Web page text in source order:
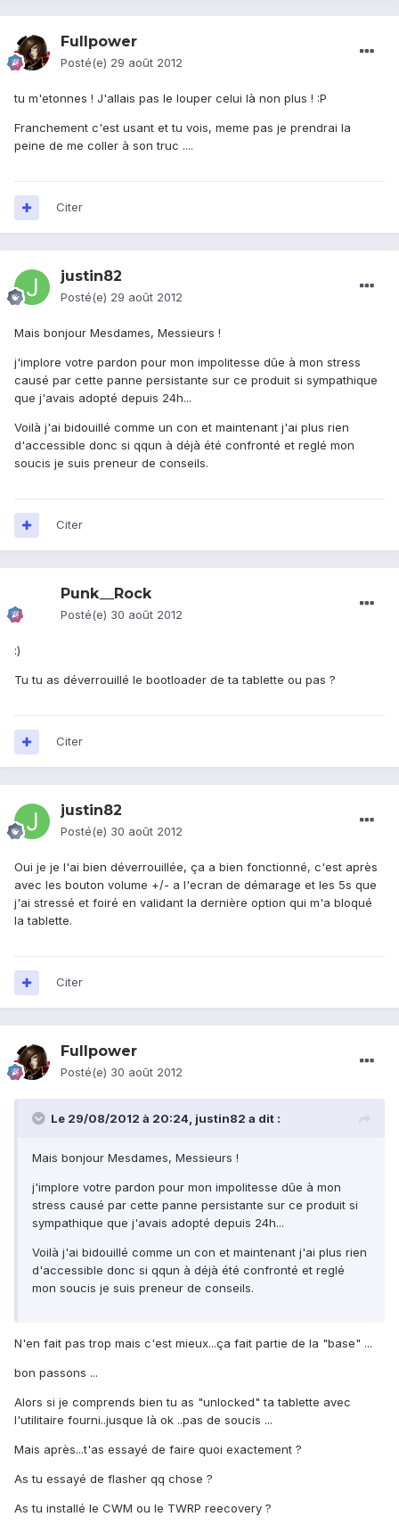
Fullpower
Posté(e) 29 août 2012
tu m'etonnes ! J'allais pas le louper celui là non plus ! :P
Franchement c'est usant et tu vois, meme pas je prendrai la
peine de me coller à son truc ....
Citer
justin82
Posté(e) 29 août 2012
Mais bonjour Mesdames, Messieurs !
j'implore votre pardon pour mon impolitesse dûe à mon stress
causé par cette panne persistante sur ce produit si sympathique
que j'avais adopté depuis 24h...
Voilà j'ai bidouillé comme un con et maintenant j'ai plus rien
d'accessible donc si qqun à déjà été confronté et reglé mon
soucis je suis preneur de conseils.
Citer
Punk__Rock
Posté(e) 30 août 2012
:)
Tu tu as déverrouillé le bootloader de ta tablette ou pas ?
Citer
justin82
Posté(e) 30 août 2012
Oui je je l'ai bien déverrouillée, ça a bien fonctionné, c'est après
avec les bouton volume +/- a l'ecran de démarage et les 5s que
j'ai stressé et foiré en validant la dernière option qui m'a bloqué
la tablette.
Citer
Fullpower
Posté(e) 30 août 2012
Le 29/08/2012 à 20:24, justin82 a dit :
Mais bonjour Mesdames, Messieurs !
j'implore votre pardon pour mon impolitesse dûe à mon
stress causé par cette panne persistante sur ce produit si
sympathique que j'avais adopté depuis 24h...
Voilà j'ai bidouillé comme un con et maintenant j'ai plus rien
d'accessible donc si qqun à déjà été confronté et reglé
mon soucis je suis preneur de conseils.
N'en fait pas trop mais c'est mieux...ça fait partie de la "base" ...
bon passons ...
Alors si je comprends bien tu as "unlocked" ta tablette avec
l'utilitaire fourni..jusque là ok ..pas de soucis ...
Mais après...t'as essayé de faire quoi exactement ?
As tu essayé de flasher qq chose ?
As tu installé le CWM ou le TWRP reecovery ?